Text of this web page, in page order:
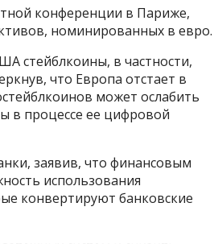
конференции в Париже,
номинированных в евро.
стейблкоины, в частности,
что Европа отстает в
может ослабить
в процессе ее цифровой
заявив, что финансовым
использования
конвертируют банковские